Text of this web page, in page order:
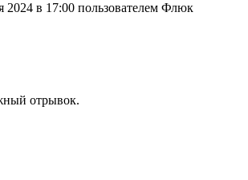
2024 в 17:00 пользователем Флюк
отрывок.